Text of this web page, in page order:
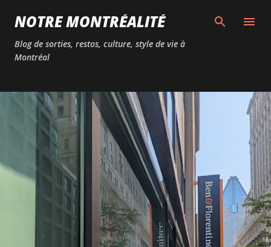
Passer au contenu principal
NOTRE MONTRÉALITÉ
Blog de sorties, restos, culture, style de vie à
Montréal